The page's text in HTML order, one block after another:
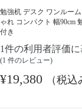
勉強机 デスク ワンルー
ゃれ コンパクト 幅90cm
付き
1件の利用者評価に
(1 件のレビュー)
¥19,380 （税込